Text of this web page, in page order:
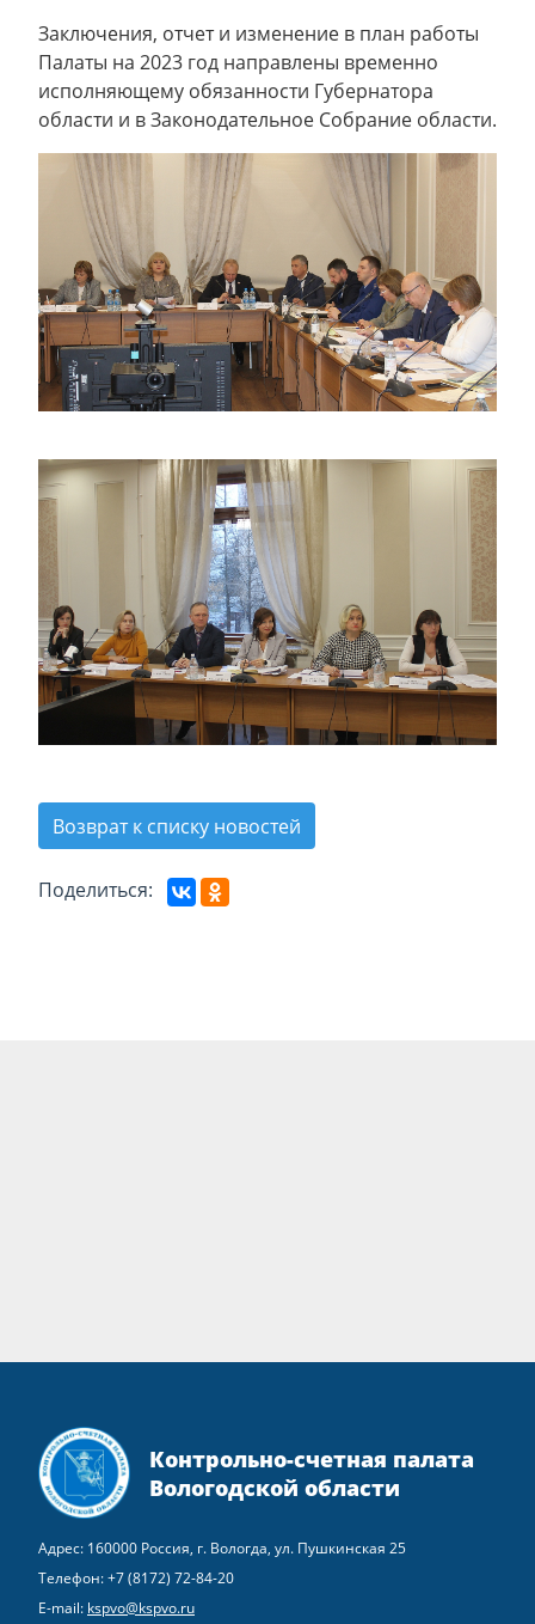
Заключения, отчет и изменение в план работы
Палаты на 2023 год направлены временно
исполняющему обязанности Губернатора
области и в Законодательное Собрание области.
Возврат к списку новостей
Поделиться:
Контрольно-счетная палата
Вологодской области
Адрес: 160000 Россия, г. Вологда, ул. Пушкинская 25
Телефон:+7 (8172) 72-84-20
E-mail: kspvo@kspvo.ru